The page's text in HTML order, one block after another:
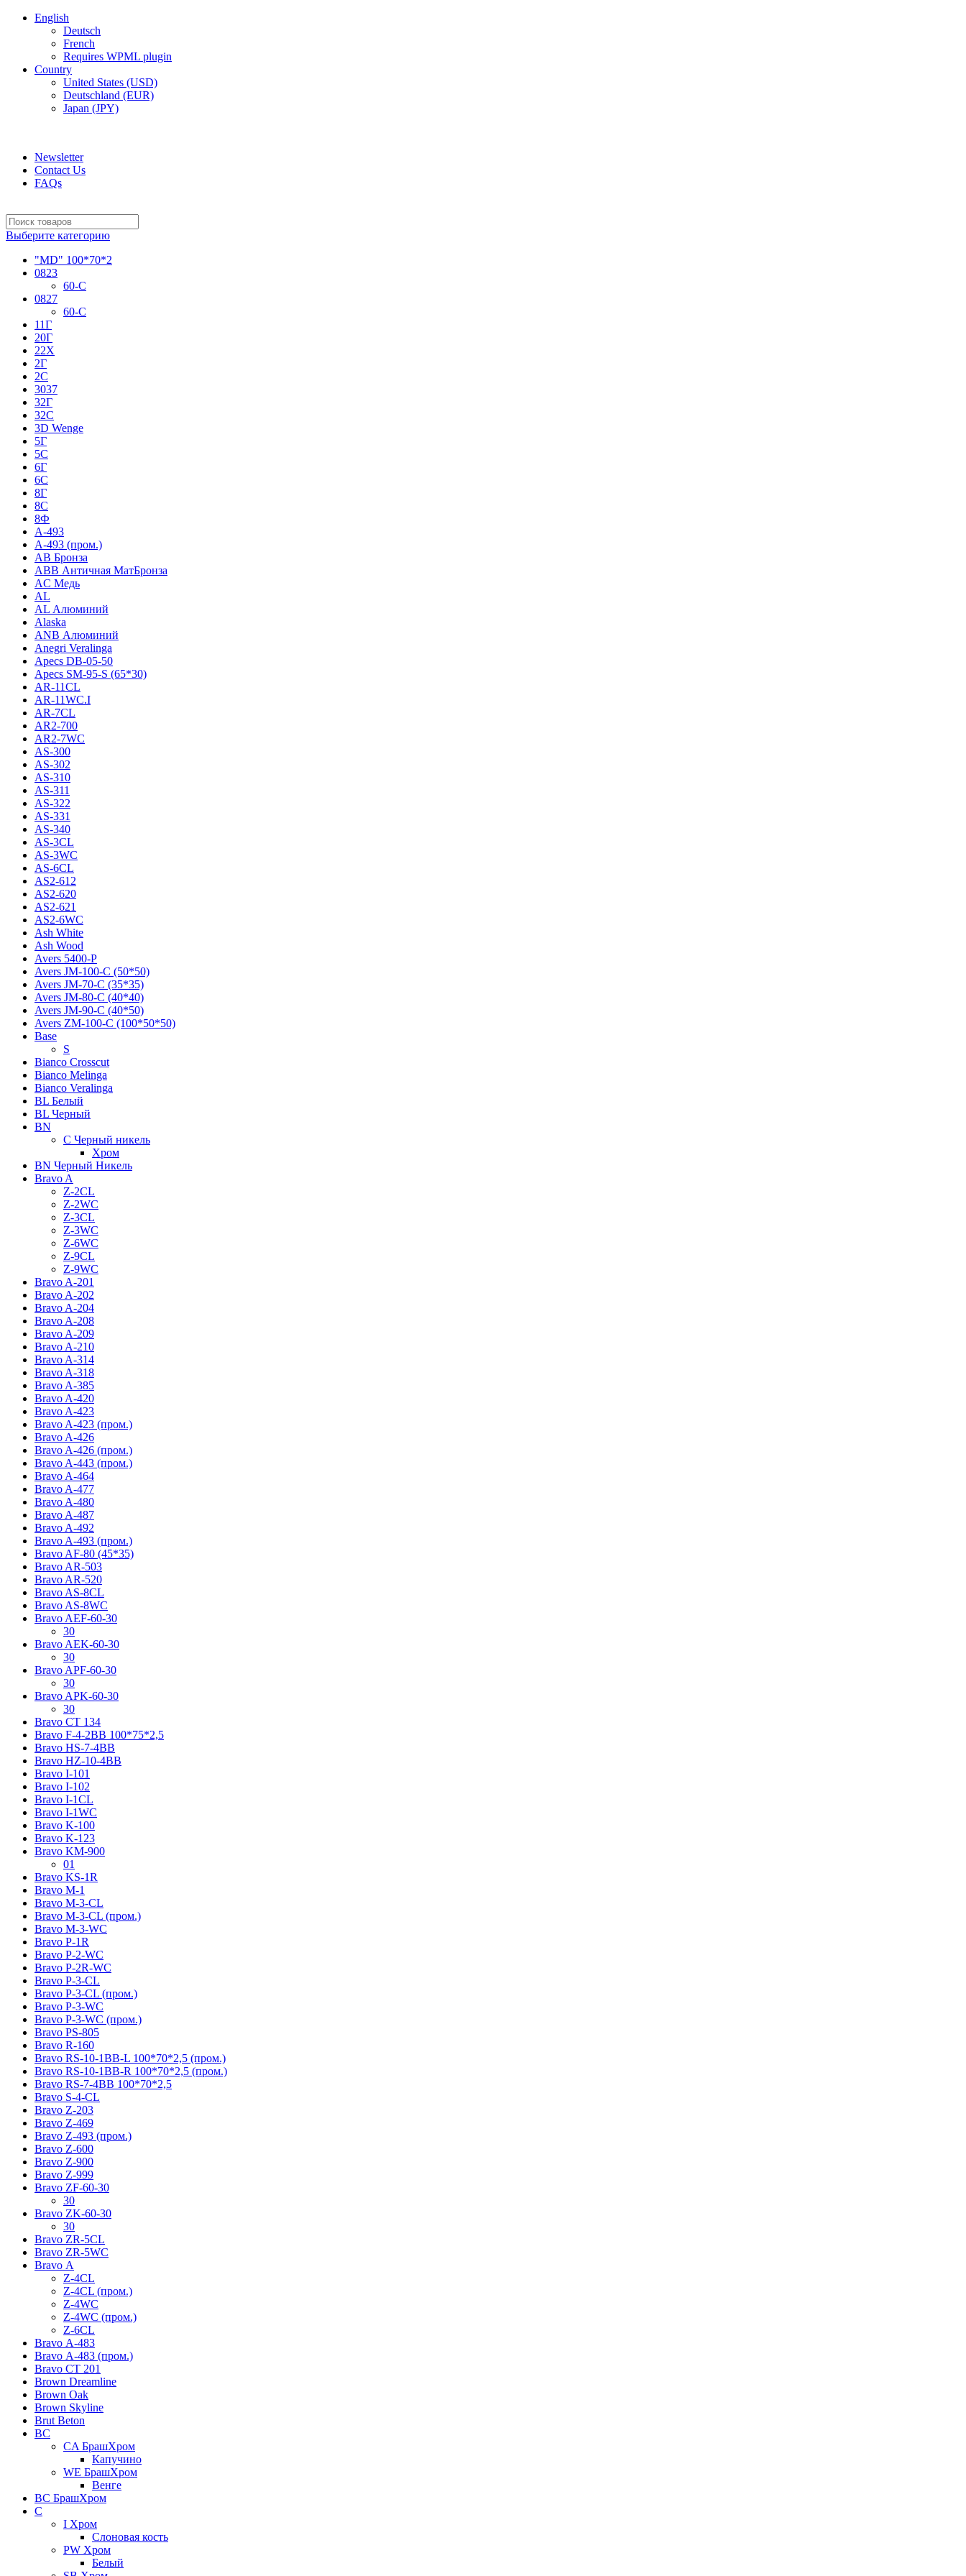
English
Deutsch
French
Requires WPML plugin
Country
United States (USD)
Deutschland (EUR)
Japan (JPY)
Newsletter
Contact Us
FAQs
Выберите категорию
"MD" 100*70*2
0823
60-C
0827
60-C
11Г
20Г
22Х
2Г
2С
3037
32Г
32С
3D Wenge
5Г
5С
6Г
6С
8Г
8С
8Ф
A-493
A-493 (пром.)
AB Бронза
ABB Античная МатБронза
AC Медь
AL
AL Алюминий
Alaska
ANB Алюминий
Anegri Veralinga
Apecs DB-05-50
Apecs SM-95-S (65*30)
AR-11CL
AR-11WC.I
AR-7CL
AR2-700
AR2-7WC
AS-300
AS-302
AS-310
AS-311
AS-322
AS-331
AS-340
AS-3CL
AS-3WC
AS-6CL
AS2-612
AS2-620
AS2-621
AS2-6WC
Ash White
Ash Wood
Avers 5400-P
Avers JМ-100-С (50*50)
Avers JМ-70-С (35*35)
Avers JМ-80-С (40*40)
Avers JМ-90-С (40*50)
Avers ZM-100-С (100*50*50)
Base
S
Bianco Crosscut
Bianco Melinga
Bianco Veralinga
BL Белый
BL Черный
BN
C Черный никель
Хром
BN Черный Никель
Bravo A
Z-2CL
Z-2WC
Z-3CL
Z-3WC
Z-6WC
Z-9CL
Z-9WC
Bravo A-201
Bravo A-202
Bravo A-204
Bravo A-208
Bravo A-209
Bravo A-210
Bravo A-314
Bravo A-318
Bravo A-385
Bravo A-420
Bravo A-423
Bravo A-423 (пром.)
Bravo A-426
Bravo A-426 (пром.)
Bravo A-443 (пром.)
Bravo A-464
Bravo A-477
Bravo A-480
Bravo A-487
Bravo A-492
Bravo A-493 (пром.)
Bravo AF-80 (45*35)
Bravo AR-503
Bravo AR-520
Bravo AS-8CL
Bravo AS-8WC
Bravo AЕF-60-30
30
Bravo AЕK-60-30
30
Bravo AРF-60-30
30
Bravo AРK-60-30
30
Bravo CT 134
Bravo F-4-2BB 100*75*2,5
Bravo HS-7-4BB
Bravo HZ-10-4BB
Bravo I-101
Bravo I-102
Bravo I-1CL
Bravo I-1WC
Bravo K-100
Bravo K-123
Bravo KM-900
01
Bravo KS-1R
Bravo M-1
Bravo M-3-CL
Bravo M-3-CL (пром.)
Bravo M-3-WC
Bravo P-1R
Bravo P-2-WC
Bravo P-2R-WC
Bravo P-3-CL
Bravo P-3-CL (пром.)
Bravo P-3-WC
Bravo P-3-WC (пром.)
Bravo PS-805
Bravo R-160
Bravo RS-10-1BB-L 100*70*2,5 (пром.)
Bravo RS-10-1BB-R 100*70*2,5 (пром.)
Bravo RS-7-4BB 100*70*2,5
Bravo S-4-CL
Bravo Z-203
Bravo Z-469
Bravo Z-493 (пром.)
Bravo Z-600
Bravo Z-900
Bravo Z-999
Bravo ZF-60-30
30
Bravo ZK-60-30
30
Bravo ZR-5CL
Bravo ZR-5WC
Bravo А
Z-4CL
Z-4CL (пром.)
Z-4WC
Z-4WC (пром.)
Z-6CL
Bravo А-483
Bravo А-483 (пром.)
Bravo СТ 201
Brown Dreamline
Brown Oak
Brown Skyline
Brut Beton
BС
CA БрашХром
Капучино
WE БрашХром
Венге
BС БрашХром
C
I Хром
Слоновая кость
PW Хром
Белый